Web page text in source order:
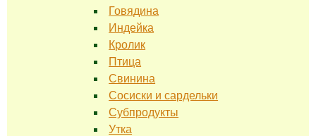
Говядина
Индейка
Кролик
Птица
Свинина
Сосиски и сардельки
Субпродукты
Утка